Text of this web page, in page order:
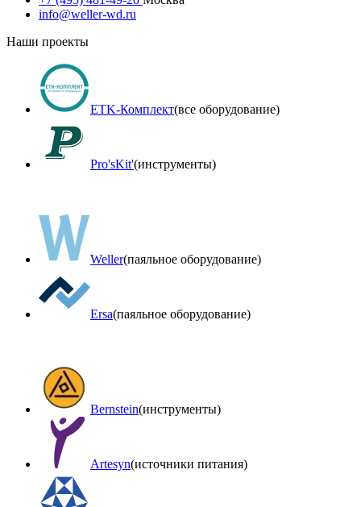
info@weller-wd.ru
Наши проекты
ETK-Комплект(все оборудование)
Pro'sKit'(инструменты)
Weller(паяльное оборудование)
Ersa(паяльное оборудование)
Bernstein(инструменты)
Artesyn(источники питания)